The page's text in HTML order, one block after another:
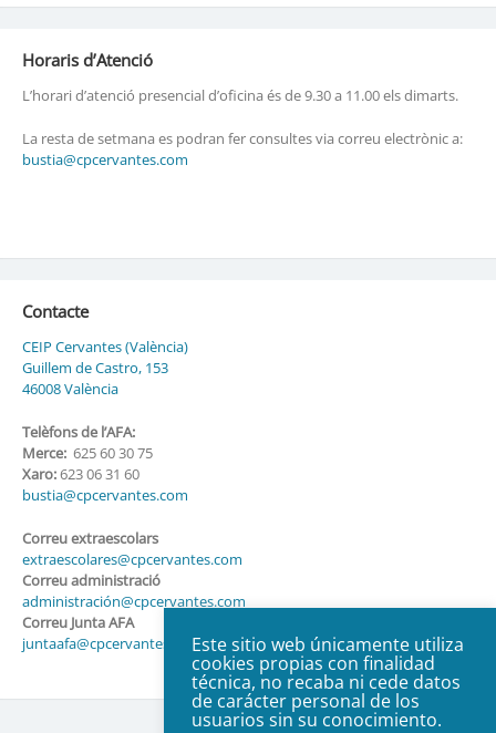
Horaris d’Atenció
L’horari d’atenció presencial d’oficina és de 9.30 a 11.00 els dimarts.
La resta de setmana es podran fer consultes via correu electrònic a:
bustia@cpcervantes.com
Contacte
CEIP Cervantes (València)
Guillem de Castro, 153
46008 València
Telèfons de l’AFA:
Merce:625 60 30 75
Xaro:623 06 31 60
bustia@cpcervantes.com
Correu extraescolars
extraescolares@cpcervantes.com
Correu administració
administración@cpcervantes.com
Correu Junta AFA
juntaafa@cpcervantes.comEste sitio web únicamente utiliza
cookies propias con finalidad
técnica, no recaba ni cede datos
de carácter personal de los
usuarios sin su conocimiento.